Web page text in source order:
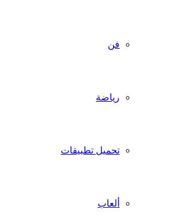
فن
رياضة
تحميل تطبيقات
ألعاب